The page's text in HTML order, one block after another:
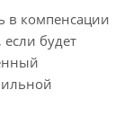
в компенсации
будет